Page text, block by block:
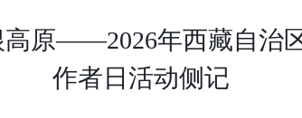
原——2026年西藏自治
作者日活动侧记